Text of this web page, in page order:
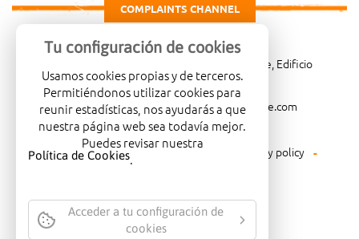
COMPLAINTS CHANNEL
Carretera de Madrid Km. 4, 03007 Alicante, Edificio
Administrativo, planta 3ª
966081001
merca@mercalicante.com
Legal warning Cookies policy
Privacy policy
Environmental policy
Tu configuración de cookies
Usamos cookies propias y de terceros.
Permitiéndonos utilizar cookies para
reunir estadísticas, nos ayudarás a que
nuestra página web sea todavía mejor.
Puedes revisar nuestra
Política de Cookies.
Acceder a tu configuración de
cookies